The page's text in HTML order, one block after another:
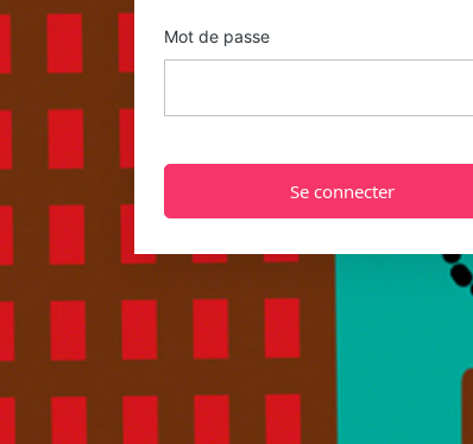
Mot de passe